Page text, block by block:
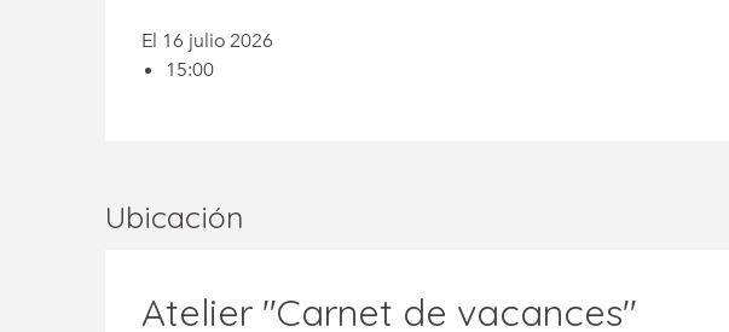
El 16 julio 2026
15:00
Ubicación
Atelier "Carnet de vacances"